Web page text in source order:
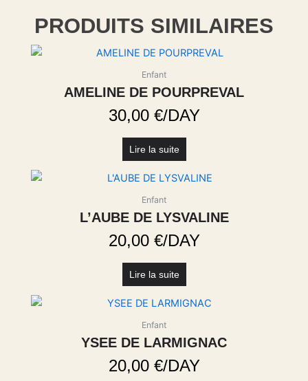
PRODUITS SIMILAIRES
Enfant
AMELINE DE POURPREVAL
30,00 €/DAY
Lire la suite
Enfant
L’AUBE DE LYSVALINE
20,00 €/DAY
Lire la suite
Enfant
YSEE DE LARMIGNAC
20,00 €/DAY